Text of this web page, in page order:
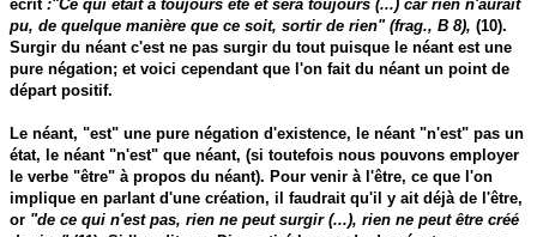
écrit:"Ce qui était a toujours été et sera toujours (...) car rien n'aurait
pu, de quelque manière que ce soit, sortir de rien" (frag., B 8), (10).
Surgir du néant c'est ne pas surgir du tout puisque le néant est une
pure négation; et voici cependant que l'on fait du néant un point de
départ positif.
Le néant, "est" une pure négation d'existence, le néant "n'est" pas un
état, le néant "n'est" que néant, (si toutefois nous pouvons employer
le verbe "être" à propos du néant). Pour venir à l'être, ce que l'on
implique en parlant d'une création, il faudrait qu'il y ait déjà de l'être,
or "de ce qui n'est pas, rien ne peut surgir (...), rien ne peut être créé